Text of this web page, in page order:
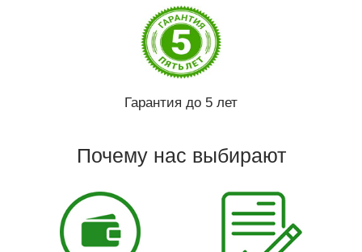
Гарантия до 5 лет
Почему нас выбирают